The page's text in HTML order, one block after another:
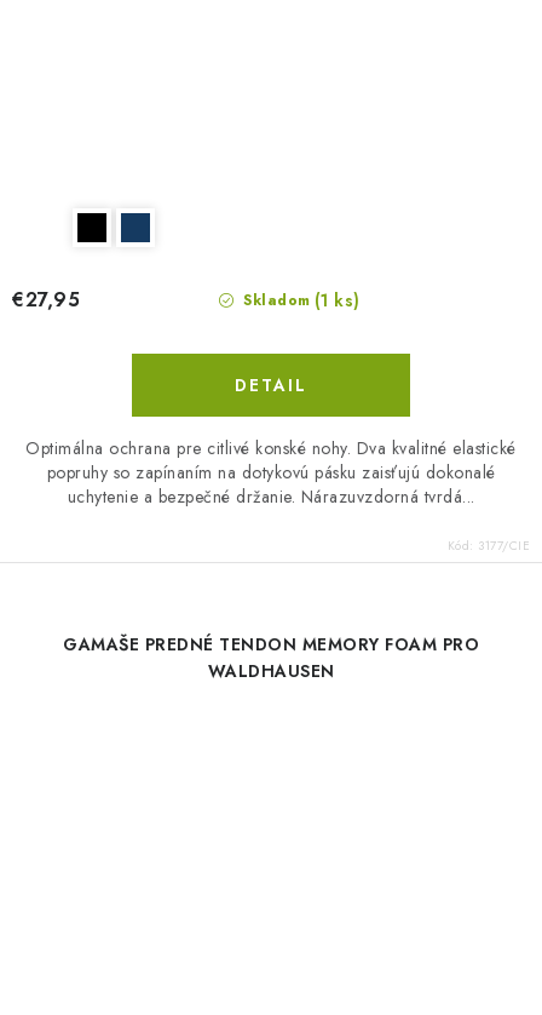
Skladom (1 ks)
€27,95
DETAIL
Optimálna ochrana pre citlivé konské nohy. Dva kvalitné elastické
popruhy so zapínaním na dotykovú pásku zaisťujú dokonalé
uchytenie a bezpečné držanie. Nárazuvzdorná tvrdá...
Kód: 3177/CIE
GAMAŠE PREDNÉ TENDON MEMORY FOAM PRO
WALDHAUSEN